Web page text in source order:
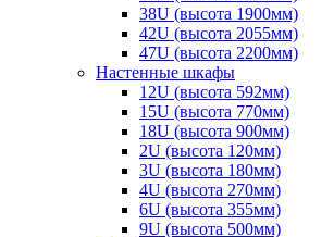
38U (высота 1900мм)
42U (высота 2055мм)
47U (высота 2200мм)
Настенные шкафы
12U (высота 592мм)
15U (высота 770мм)
18U (высота 900мм)
2U (высота 120мм)
3U (высота 180мм)
4U (высота 270мм)
6U (высота 355мм)
9U (высота 500мм)